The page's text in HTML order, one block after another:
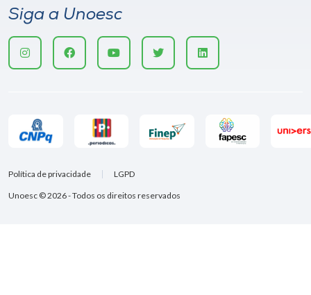
Siga a Unoesc
Unoesc © 2026 - Todos os direitos reservados
Política de privacidade LGPD